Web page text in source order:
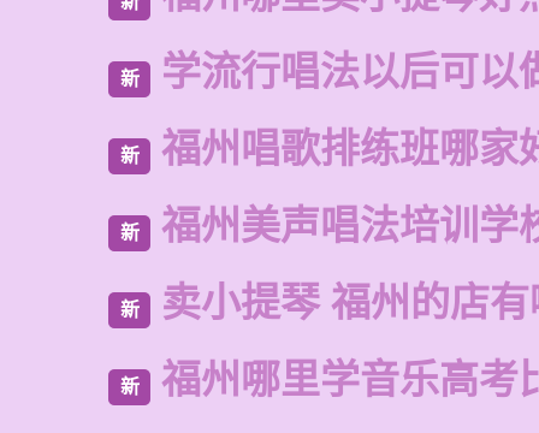
新 学流行唱法以后可以
新 福州唱歌排练班哪家
新 福州美声唱法培训学
新 卖小提琴 福州的店
新 福州哪里学音乐高考